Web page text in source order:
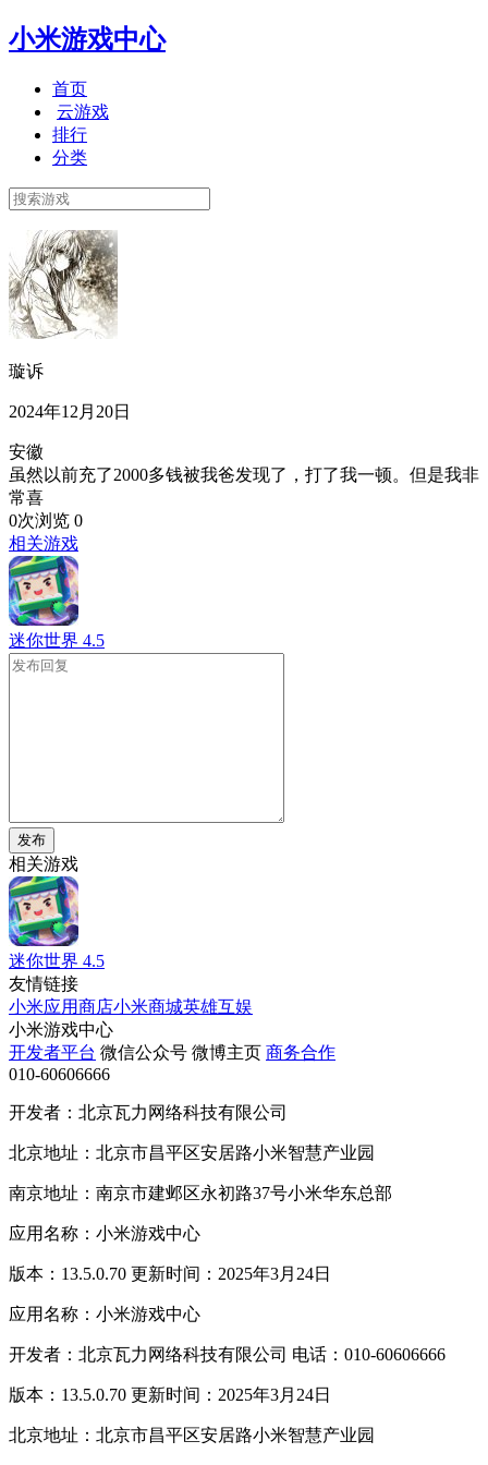
小米游戏中心
首页
云游戏
排行
分类
璇诉
2024年12月20日
安徽
虽然以前充了2000多钱被我爸发现了，打了我一顿。但是我非
常喜
0次浏览 0
相关游戏
迷你世界 4.5
发布
相关游戏
迷你世界 4.5
友情链接
小米应用商店小米商城英雄互娱
小米游戏中心
开发者平台 微信公众号 微博主页 商务合作
010-60606666
开发者：北京瓦力网络科技有限公司
北京地址：北京市昌平区安居路小米智慧产业园
南京地址：南京市建邺区永初路37号小米华东总部
应用名称：小米游戏中心
版本：13.5.0.70 更新时间：2025年3月24日
应用名称：小米游戏中心
开发者：北京瓦力网络科技有限公司 电话：010-60606666
版本：13.5.0.70 更新时间：2025年3月24日
北京地址：北京市昌平区安居路小米智慧产业园